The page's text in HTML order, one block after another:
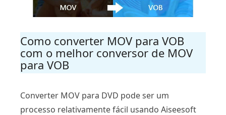
Como converter MOV para VOB
com o melhor conversor de MOV
para VOB
Converter MOV para DVD pode ser um
processo relativamente fácil usando Aiseesoft